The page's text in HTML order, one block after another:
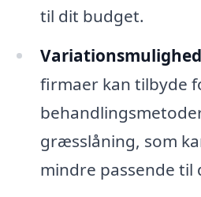
til dit budget.
firmaer kan tilbyde
græsslåning, som
mindre passende